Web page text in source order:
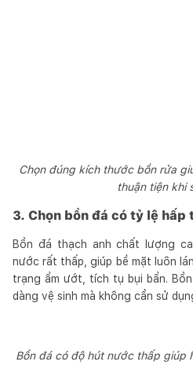
Chọn đúng kích thước bồn rửa
thuận tiện khi
3. Chọn bồn đá có tỷ lệ hấp
Bồn đá thạch anh chất lượng
nước rất thấp, giúp bề mặt luôn
trạng ẩm ướt, tích tụ bụi bẩn.
dàng vệ sinh mà không cần sử
Bồn đá có độ hút nước thấp giúp